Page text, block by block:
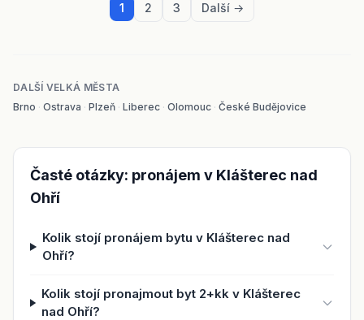
1 2 3 Další →
DALŠÍ VELKÁ MĚSTA
Brno · Ostrava · Plzeň · Liberec · Olomouc · České Budějovice
Časté otázky: pronájem v Klášterec nad
Ohří
Kolik stojí pronájem bytu v Klášterec nad
Ohří?
Kolik stojí pronajmout byt 2+kk v Klášterec
nad Ohří?